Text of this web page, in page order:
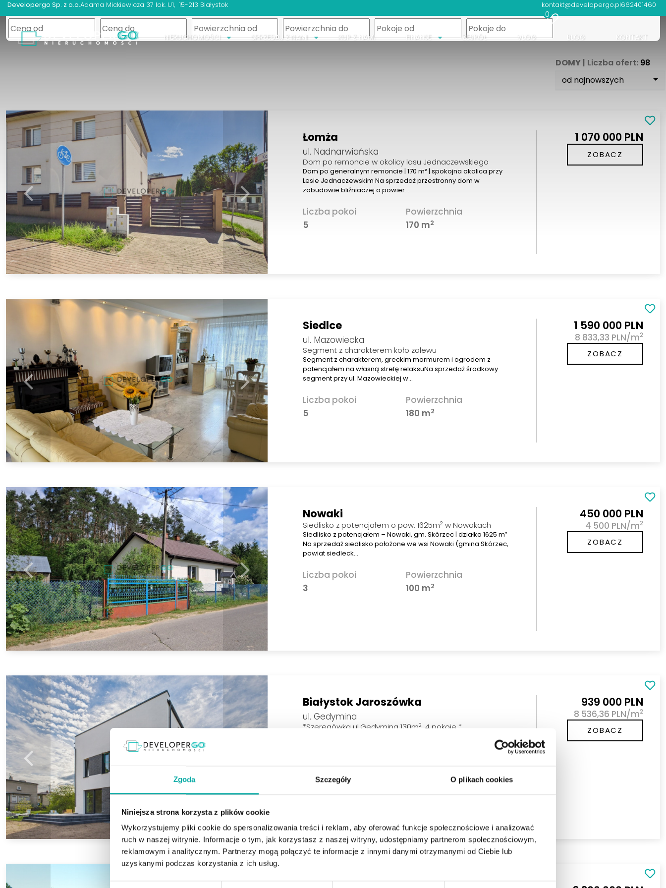
Zgoda Szczegóły O plikach cookies
Niniejsza strona korzysta z plików cookie
Wykorzystujemy pliki cookie do spersonalizowania treści i reklam, aby oferować funkcje społecznościowe i analizować
ruch w naszej witrynie. Informacje o tym, jak korzystasz z naszej witryny, udostępniamy partnerom społecznościowym,
reklamowym i analitycznym. Partnerzy mogą połączyć te informacje z innymi danymi otrzymanymi od Ciebie lub
uzyskanymi podczas korzystania z ich usług.
Developergo Sp. z o.o.Adama Mickiewicza 37 lok. U1 15-213 Białystok kontakt@developergo.pl662401460
0
NIERUCHOMOŚCI SPRZEDAJ Z NAMI KUP Z NAMI FINANSE ZESPÓŁ VLOG BLOG KONTAKT
mapa
DOMY| Liczba ofert: 98
od najnowszych
Łomża
ul. Nadnarwiańska
Dom po remoncie w okolicy lasu Jednaczewskiego
Dom po generalnym remoncie | 170 m² | spokojna okolica przy
Lesie Jednaczewskim Na sprzedaż przestronny dom w
zabudowie bliźniaczej o powier…
Liczba pokoi
5
Powierzchnia
170 m2
1 070 000 PLN
ZOBACZ
Siedlce
ul. Mazowiecka
Segment z charakterem koło zalewu
Segment z charakterem, greckim marmurem i ogrodem z
potencjałem na własną strefę relaksuNa sprzedaż środkowy
segment przy ul. Mazowieckiej w…
Liczba pokoi
5
Powierzchnia
180 m2
1 590 000 PLN
8 833,33 PLN/m2
ZOBACZ
Nowaki
Siedlisko z potencjałem o pow. 1625m2 w Nowakach
Siedlisko z potencjałem – Nowaki, gm. Skórzec | działka 1625 m²
Na sprzedaż siedlisko położone we wsi Nowaki (gmina Skórzec,
powiat siedleck…
Liczba pokoi
3
Powierzchnia
100 m2
450 000 PLN
4 500 PLN/m2
ZOBACZ
Białystok Jaroszówka
ul. Gedymina
*Szeregówka ul.Gedymina 130m2 , 4 pokoje *
SZEREGOWEJ***Zapraszamy Państwa do zapoznania się z ofertą
Liczba pokoi
Powierzchnia
939 000 PLN
8 536,36 PLN/m2
ZOBACZ